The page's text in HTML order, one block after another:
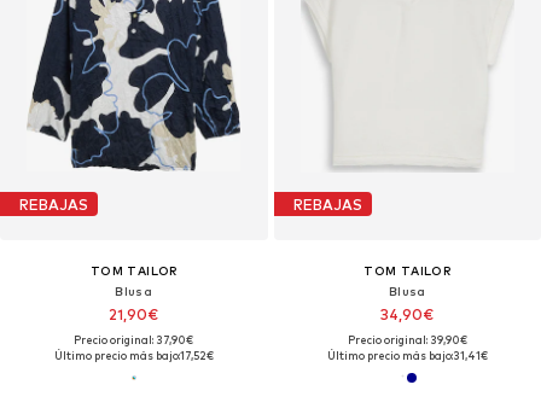
REBAJAS
TOM TAILOR
Blusa
21,90€
Precio original: 37,90€
Último precio más bajo:17,52€
REBAJAS
TOM TAILOR
Blusa
34,90€
Precio original: 39,90€
Último precio más bajo:31,41€